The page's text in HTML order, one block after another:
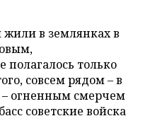
в землянках в
полагалось только
совсем рядом – в
– огненным смерчем
советские войска